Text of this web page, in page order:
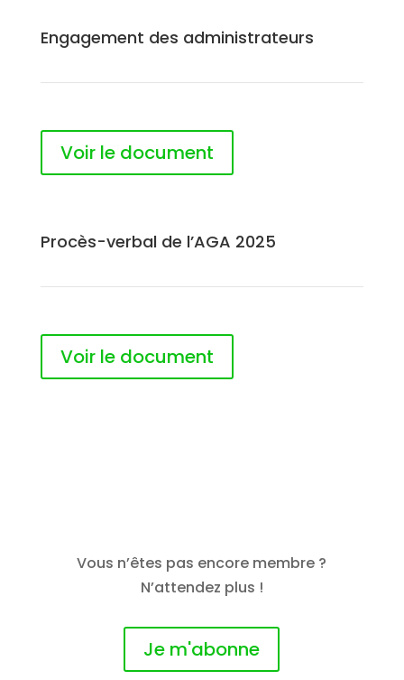
Engagement des administrateurs
Voir le document
Procès-verbal de l’AGA 2025
Voir le document
Vous n’êtes pas encore membre ?
N’attendez plus !
Je m'abonne